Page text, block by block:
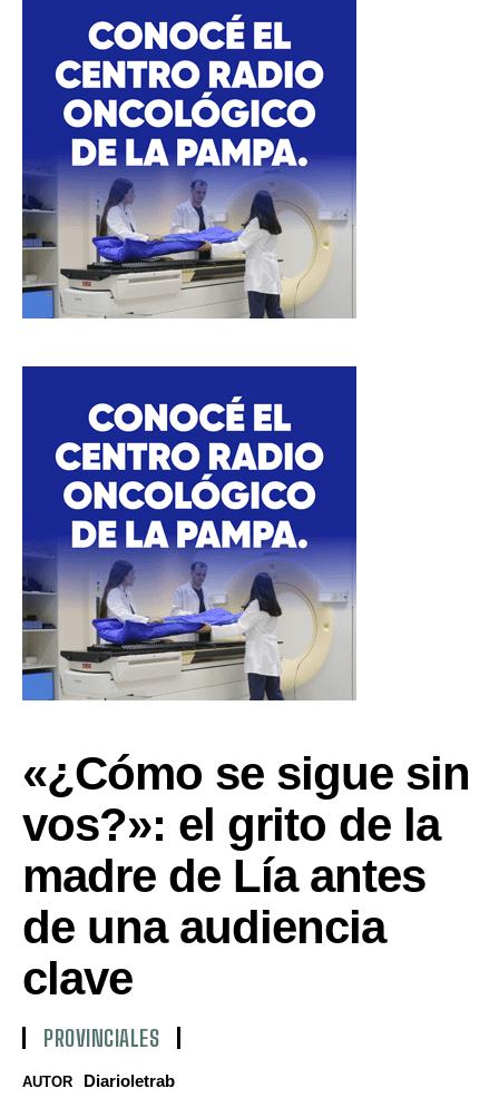
«¿Cómo se sigue sin
vos?»: el grito de la
madre de Lía antes
de una audiencia
clave
PROVINCIALES
AUTOR Diarioletrab